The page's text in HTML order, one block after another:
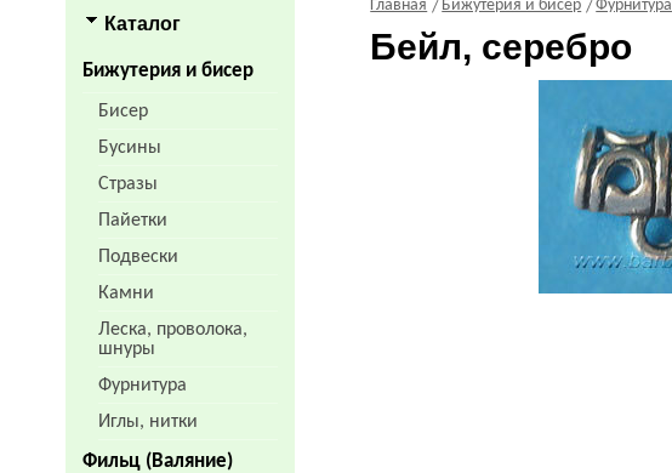
Каталог
Бижутерия и бисер
Бисер
Бусины
Стразы
Пайетки
Подвески
Камни
Леска, проволока,
шнуры
Фурнитура
Иглы, нитки
Фильц (Валяние)
Главная Бижутерия и бисер Фурнитура
Бейл, серебро